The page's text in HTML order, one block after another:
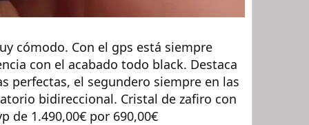
cómodo. Con el gps está siempre
con el acabado todo black. Destaca
perfectas, el segundero siempre en las
bidireccional. Cristal de zafiro con
de 1.490,00€ por 690,00€